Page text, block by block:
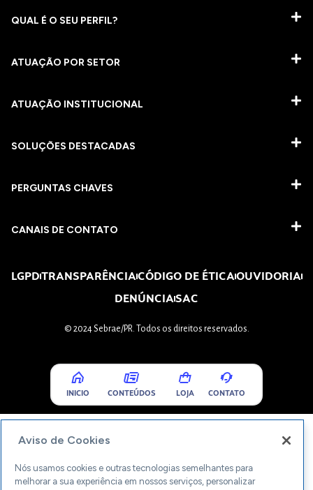
QUAL É O SEU PERFIL?
ATUAÇÃO POR SETOR
ATUAÇÃO INSTITUCIONAL
SOLUÇÕES DESTACADAS
PERGUNTAS CHAVES​
CANAIS DE CONTATO
LGPDTRANSPARÊNCIACÓDIGO DE ÉTICAOUVIDORIA
DENÚNCIASAC
© 2024 Sebrae/PR. Todos os direitos reservados.
INICIO CONTEÚDOS LOJA CONTATO
Aviso de Cookies
Nós usamos cookies e outras tecnologias semelhantes para
melhorar a sua experiência em nossos serviços, personalizar